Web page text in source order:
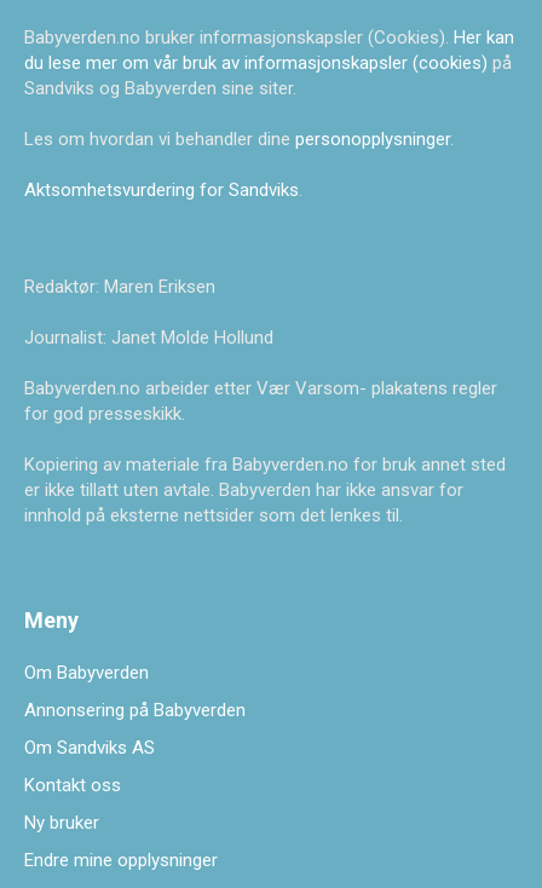
Babyverden.no bruker informasjonskapsler (Cookies). Her kan
du lese mer om vår bruk av informasjonskapsler (cookies) på
Sandviks og Babyverden sine siter.
Les om hvordan vi behandler dine personopplysninger.
Aktsomhetsvurdering for Sandviks.
Redaktør: Maren Eriksen
Journalist: Janet Molde Hollund
Babyverden.no arbeider etter Vær Varsom- plakatens regler
for god presseskikk.
Kopiering av materiale fra Babyverden.no for bruk annet sted
er ikke tillatt uten avtale. Babyverden har ikke ansvar for
innhold på eksterne nettsider som det lenkes til.
Meny
Om Babyverden
Annonsering på Babyverden
Om Sandviks AS
Kontakt oss
Ny bruker
Endre mine opplysninger